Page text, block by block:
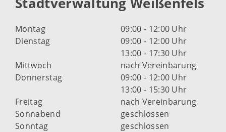
Montag
09:00 - 12:00 Uhr
Dienstag
09:00 - 12:00 Uhr
13:00 - 17:30 Uhr
Mittwoch
nach Vereinbarung
Donnerstag
09:00 - 12:00 Uhr
13:00 - 15:30 Uhr
Freitag
nach Vereinbarung
Sonnabend
geschlossen
Sonntag
geschlossen